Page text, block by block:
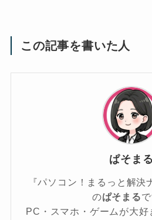
この記事を書いた人
ぱそまる
『パソコン！まるっと解決
のぱそまるで
PC・スマホ・ゲームが大